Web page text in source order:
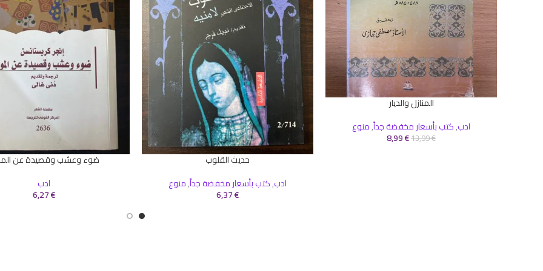
المنازل والديار
ادب,كتب بأسعار مخفضة جداً,منوع
13,99€
8,99€
حديث القلوب
ادب,كتب بأسعار مخفضة جداً,منوع
6,37€
إضافة إلى السلةضوء وعشب وقصيدة عن
ادب
6,27€